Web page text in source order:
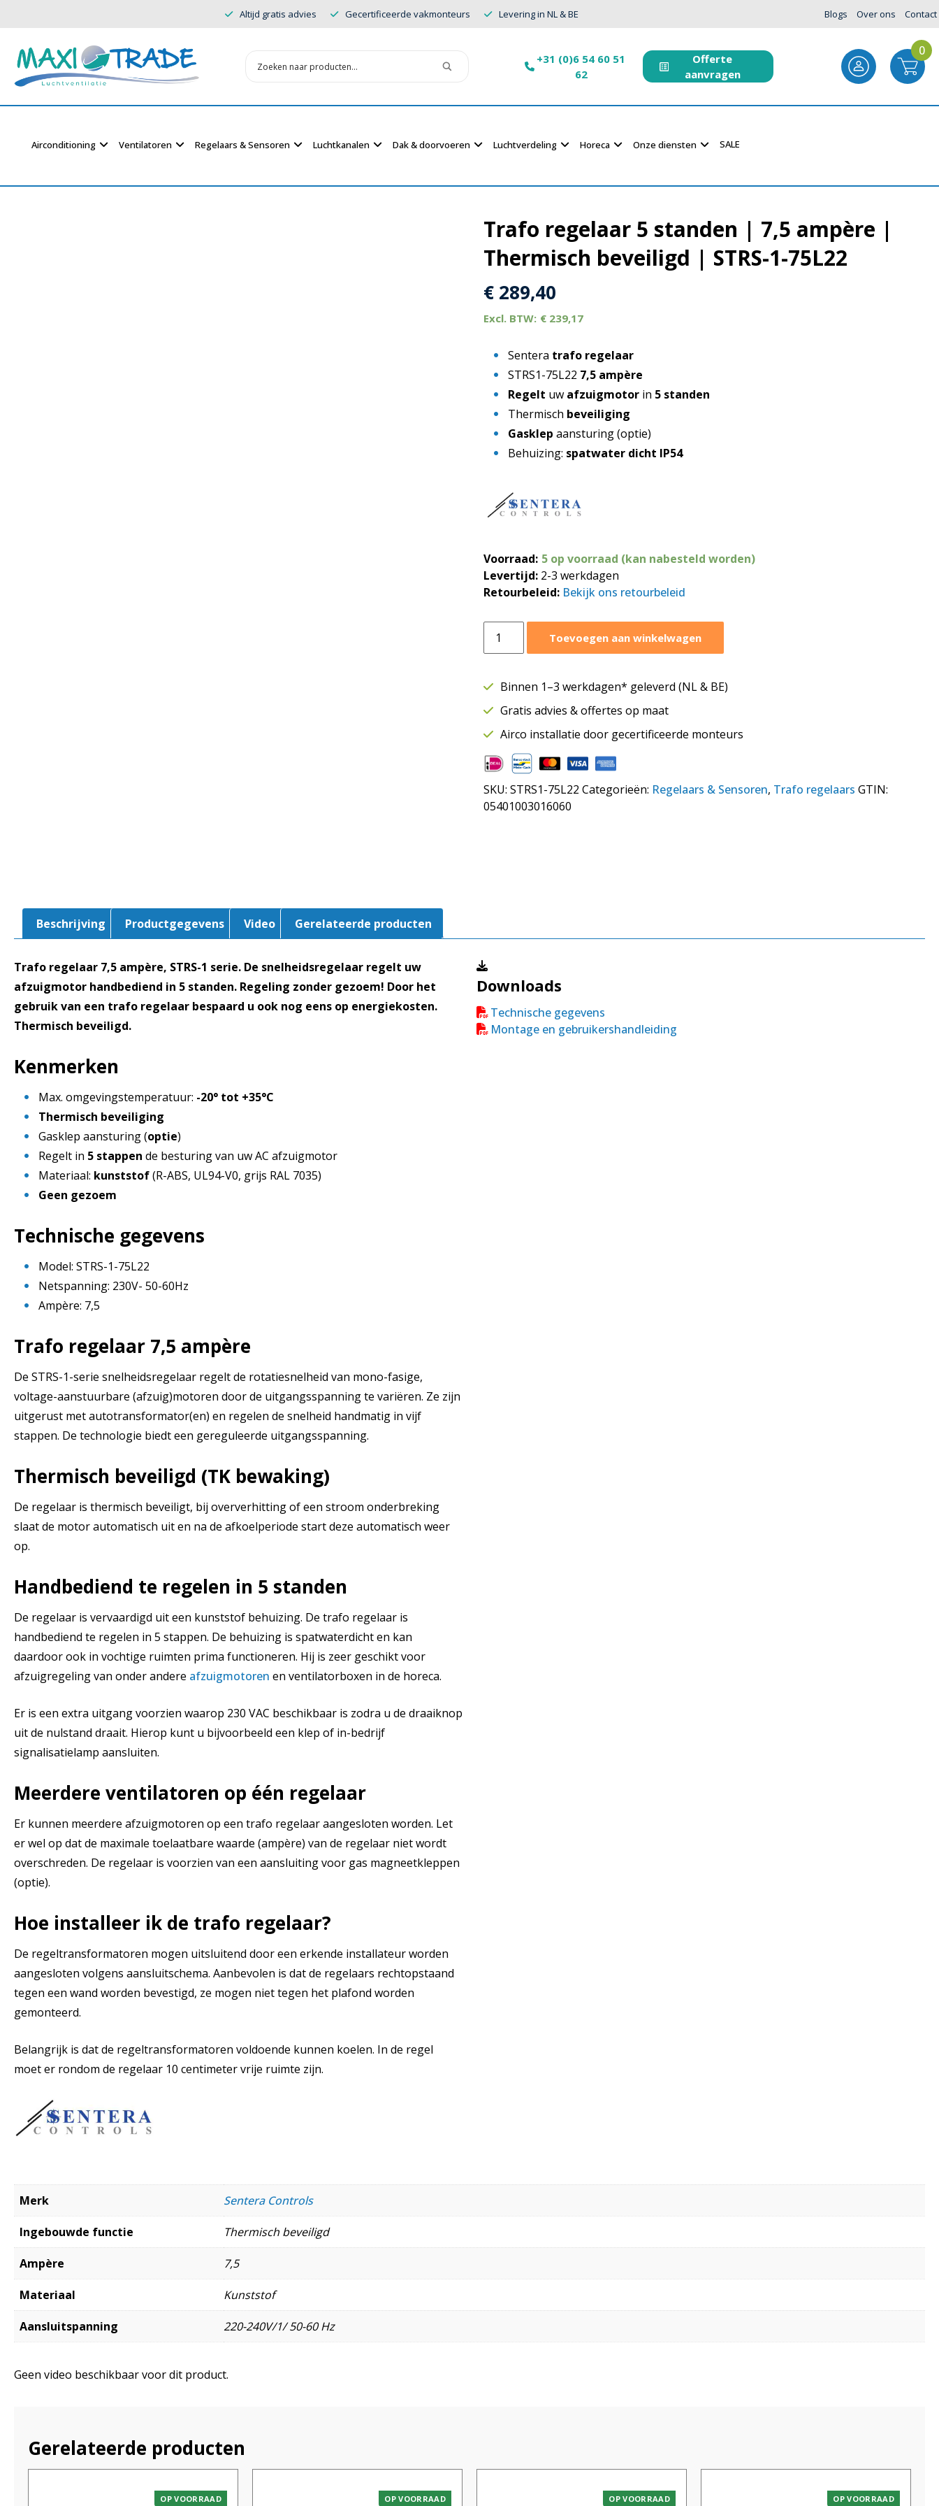
Altijd gratis advies Gecertificeerde vakmonteurs Levering in NL & BE Blogs Over ons Contact
+31 (0)6 54 60 51
62
Offerte
aanvragen
0
Airconditioning Ventilatoren Regelaars & Sensoren Luchtkanalen Dak & doorvoeren Luchtverdeling Horeca Onze diensten SALE
Trafo regelaar 5 standen | 7,5 ampère |
Thermisch beveiligd | STRS-1-75L22
€ 289,40
€ 239,17
Sentera trafo regelaar
STRS1-75L22 7,5 ampère
Regelt uw afzuigmotor in 5 standen
Thermisch beveiliging
Gasklep aansturing (optie)
Behuizing: spatwater dicht IP54
Voorraad: 5 op voorraad (kan nabesteld worden)
Levertijd: 2-3 werkdagen
Retourbeleid: Bekijk ons retourbeleid
regelaar
standen
7,5
ampère
Thermisch
|
STRS-
Toevoegen aan winkelwagen
Binnen 1–3 werkdagen* geleverd (NL & BE)
Gratis advies & offertes op maat
Airco installatie door gecertificeerde monteurs
SKU: STRS1-75L22 Categorieën: Regelaars & Sensoren, Trafo regelaars GTIN:
05401003016060
Beschrijving Productgegevens Video Gerelateerde producten
Trafo regelaar 7,5 ampère, STRS-1 serie. De snelheidsregelaar regelt uw
afzuigmotor handbediend in 5 standen. Regeling zonder gezoem! Door het
gebruik van een trafo regelaar bespaard u ook nog eens op energiekosten.
Thermisch beveiligd.
Kenmerken
Max. omgevingstemperatuur: -20° tot +35°C
Thermisch beveiliging
Gasklep aansturing (optie)
Regelt in 5 stappen de besturing van uw AC afzuigmotor
Materiaal: kunststof(R-ABS, UL94-V0, grijs RAL 7035)
Geen gezoem
Technische gegevens
Model: STRS-1-75L22
Netspanning: 230V- 50-60Hz
Ampère: 7,5
Trafo regelaar 7,5 ampère
De STRS-1-serie snelheidsregelaar regelt de rotatiesnelheid van mono-fasige,
voltage-aanstuurbare (afzuig)motoren door de uitgangsspanning te variëren. Ze zijn
uitgerust met autotransformator(en) en regelen de snelheid handmatig in vijf
stappen. De technologie biedt een gereguleerde uitgangsspanning.
Thermisch beveiligd (TK bewaking)
De regelaar is thermisch beveiligt, bij oververhitting of een stroom onderbreking
slaat de motor automatisch uit en na de afkoelperiode start deze automatisch weer
op.
Handbediend te regelen in 5 standen
De regelaar is vervaardigd uit een kunststof behuizing. De trafo regelaar is
handbediend te regelen in 5 stappen. De behuizing is spatwaterdicht en kan
daardoor ook in vochtige ruimten prima functioneren. Hij is zeer geschikt voor
afzuigregeling van onder andere afzuigmotoren en ventilatorboxen in de horeca.
Er is een extra uitgang voorzien waarop 230 VAC beschikbaar is zodra u de draaiknop
uit de nulstand draait. Hierop kunt u bijvoorbeeld een klep of in-bedrijf
signalisatielamp aansluiten.
Meerdere ventilatoren op één regelaar
Er kunnen meerdere afzuigmotoren op een trafo regelaar aangesloten worden. Let
er wel op dat de maximale toelaatbare waarde (ampère) van de regelaar niet wordt
overschreden. De regelaar is voorzien van een aansluiting voor gas magneetkleppen
(optie).
Hoe installeer ik de trafo regelaar?
De regeltransformatoren mogen uitsluitend door een erkende installateur worden
aangesloten volgens aansluitschema. Aanbevolen is dat de regelaars rechtopstaand
tegen een wand worden bevestigd, ze mogen niet tegen het plafond worden
gemonteerd.
Belangrijk is dat de regeltransformatoren voldoende kunnen koelen. In de regel
moet er rondom de regelaar 10 centimeter vrije ruimte zijn.
Downloads
Technische gegevens
Montage en gebruikershandleiding
Merk Sentera Controls
Ingebouwde functie Thermisch beveiligd
Ampère 7,5
Materiaal Kunststof
Aansluitspanning 220-240V/1/ 50-60 Hz
Geen video beschikbaar voor dit product.
Gerelateerde producten
OP VOORRAAD OP VOORRAAD OP VOORRAAD OP VOORRAAD